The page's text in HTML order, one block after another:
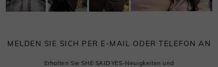
MELDEN SIE SICH PER E-MAIL ODER TELEFON AN
Erhalten Sie SHE·SAID·YES-Neuigkeiten und